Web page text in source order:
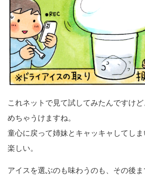
これネットで見て試してみたんですけ
めちゃうけますね。
童心に戻って姉妹とキャッキャしてし
楽しい。
アイスを選ぶのも味わうのも、その後